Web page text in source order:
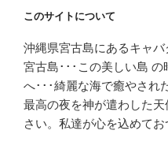
このサイトについて
沖縄県宮古島にあるキャバ
宮古島･･･この美しい島
へ･･･綺麗な海で癒やされ
最高の夜を神が遣わした
さい。私達が心を込めてお